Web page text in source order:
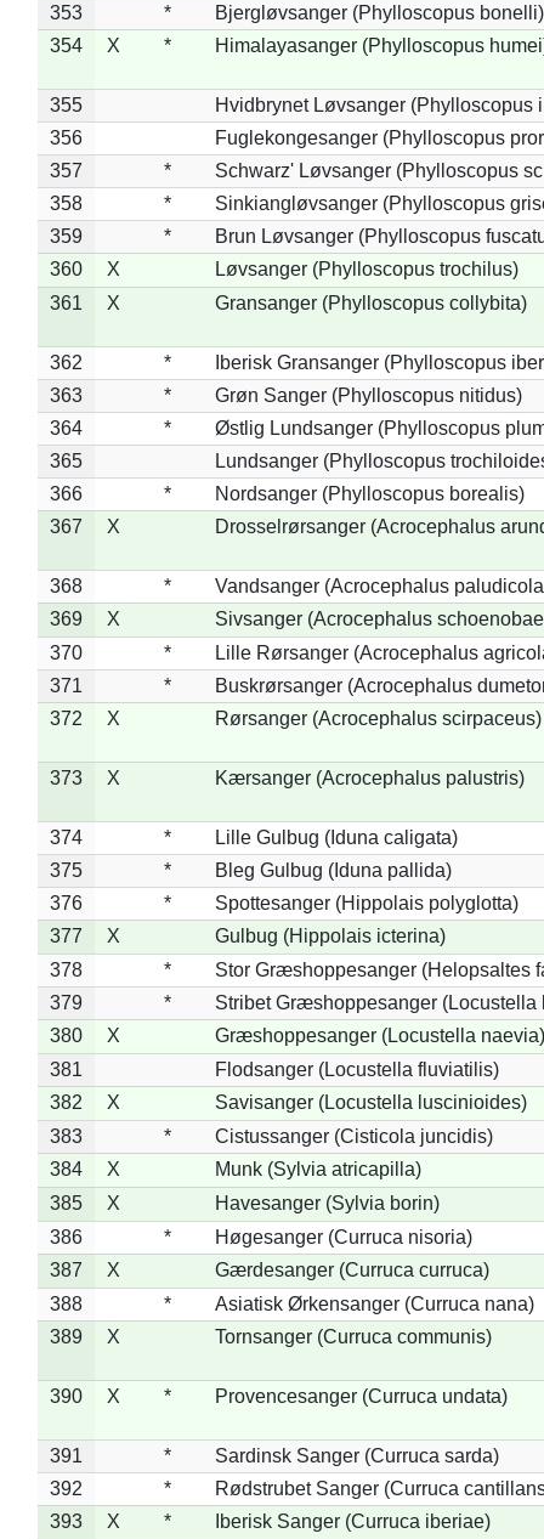
353 *
Bjergløvsanger (Phylloscopus bonelli)
354
X * Himalayasanger (Phylloscopus
355
Hvidbrynet Løvsanger (Phylloscopus
356
Fuglekongesanger (Phylloscopus
357
*
Schwarz' Løvsanger (Phylloscopus
358
*
Sinkiangløvsanger (Phylloscopus
359
*
Brun Løvsanger (Phylloscopus
360
X
Løvsanger (Phylloscopus trochilus)
361
X Gransanger (Phylloscopus collybita)
362 *
Iberisk Gransanger (Phylloscopus
363
*
Grøn Sanger (Phylloscopus nitidus)
364
*
Østlig Lundsanger (Phylloscopus
365
Lundsanger (Phylloscopus
366
*
Nordsanger (Phylloscopus borealis)
367
X Drosselrørsanger (Acrocephalus
368 *
Vandsanger (Acrocephalus
369
X
Sivsanger (Acrocephalus
370
*
Lille Rørsanger (Acrocephalus
371
*
Buskrørsanger (Acrocephalus
372
X Rørsanger (Acrocephalus scirpaceus)
373 X Kærsanger (Acrocephalus palustris)
374 *
Lille Gulbug (Iduna caligata)
375
*
Bleg Gulbug (Iduna pallida)
376
*
Spottesanger (Hippolais polyglotta)
377
X
Gulbug (Hippolais icterina)
378
*
Stor Græshoppesanger (Helopsaltes
379
*
Stribet Græshoppesanger (Locustella
380
X
Græshoppesanger (Locustella naevia)
381
Flodsanger (Locustella fluviatilis)
382
X
Savisanger (Locustella luscinioides)
383
*
Cistussanger (Cisticola juncidis)
384
X
Munk (Sylvia atricapilla)
385
X
Havesanger (Sylvia borin)
386
*
Høgesanger (Curruca nisoria)
387
X
Gærdesanger (Curruca curruca)
388
*
Asiatisk Ørkensanger (Curruca nana)
389
X Tornsanger (Curruca communis)
390 X * Provencesanger (Curruca undata)
391 *
Sardinsk Sanger (Curruca sarda)
392
*
Rødstrubet Sanger (Curruca
393
X *
Iberisk Sanger (Curruca iberiae)